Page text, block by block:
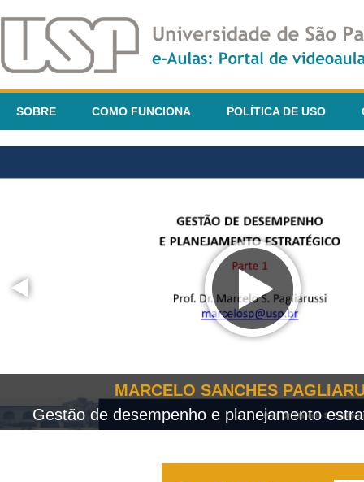
SOBRE COMO FUNCIONA POLÍTICA DE USO
MARCELO SANCHES
Gestão de desempenho e planejamento